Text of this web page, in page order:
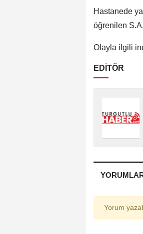
Hastanede
öğrenilen
Olayla ilgili
EDİTÖR
Yorum